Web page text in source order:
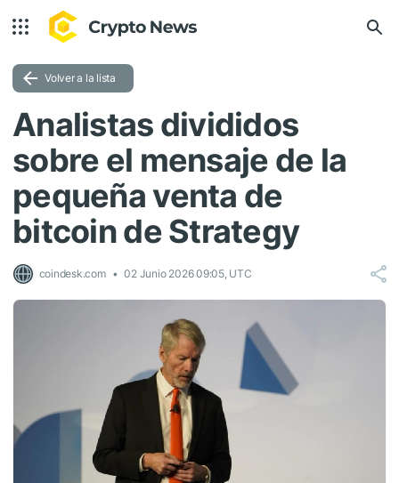
Volver a la lista
Analistas divididos
sobre el mensaje de la
pequeña venta de
bitcoin de Strategy
coindesk.com 02 Junio 2026 09:05, UTC